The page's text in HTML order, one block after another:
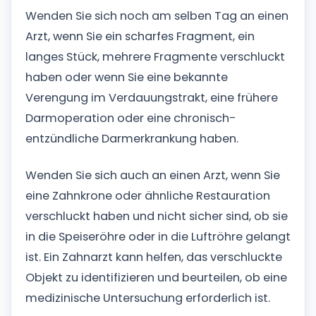
Wenden Sie sich noch am selben Tag an einen
Arzt, wenn Sie ein scharfes Fragment, ein
langes Stück, mehrere Fragmente verschluckt
haben oder wenn Sie eine bekannte
Verengung im Verdauungstrakt, eine frühere
Darmoperation oder eine chronisch-
entzündliche Darmerkrankung haben.
Wenden Sie sich auch an einen Arzt, wenn Sie
eine Zahnkrone oder ähnliche Restauration
verschluckt haben und nicht sicher sind, ob sie
in die Speiseröhre oder in die Luftröhre gelangt
ist. Ein Zahnarzt kann helfen, das verschluckte
Objekt zu identifizieren und beurteilen, ob eine
medizinische Untersuchung erforderlich ist.